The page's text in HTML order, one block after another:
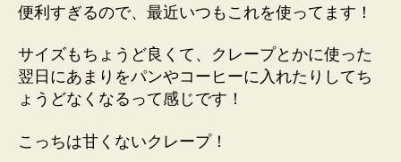
便利すぎるので、最近いつもこれを使ってます！
サイズもちょうど良くて、クレープとかに使った
翌日にあまりをパンやコーヒーに入れたりしてち
ょうどなくなるって感じです！
こっちは甘くないクレープ！